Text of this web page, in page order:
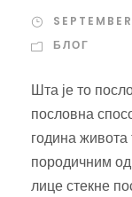
БЛОГ
Шта је то
пословна
година живота
породичним
лице стекне